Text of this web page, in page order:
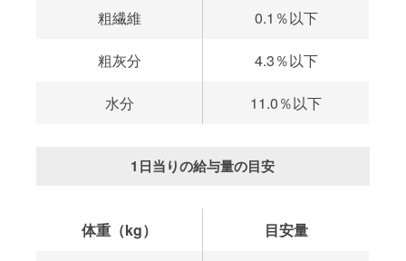
粗繊維 0.1％以下
粗灰分 4.3％以下
水分 11.0％以下
1日当りの給与量の目安
体重（kg） 目安量